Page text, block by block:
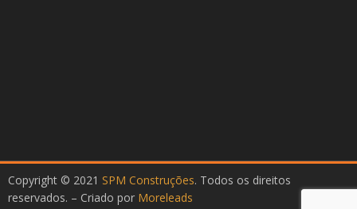
Copyright © 2021 SPM Construções. Todos os direitos
reservados. – Criado por Moreleads